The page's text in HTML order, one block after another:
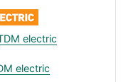
electric
electric